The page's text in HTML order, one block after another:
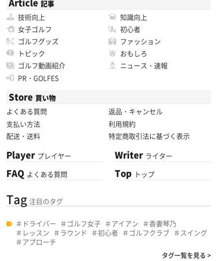
Article 記事
技術向上
知識向上
女子ゴルフ
初心者
ゴルフグッズ
ファッション
トピック
おもしろ
ゴルフ動画紹介
ニュース・速報
PR・GOLFES
Store 買い物
よくある質問
返品・キャンセル
支払い方法
利用規約
配送・送料
特定商取引法に基づく表示
Player プレイヤー
FAQ よくある質問
Writer ライター
Top トップ
Tag 注目のタグ
ドライバー ゴルフ女子 アイアン
香妻琴乃
レッスン
ラウンド 初心者 ゴルフクラブ
スイング
アプローチ
タグ一覧を見る >